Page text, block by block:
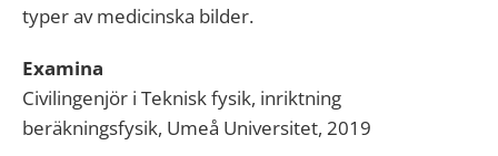
typer av medicinska bilder.
Examina
Civilingenjör i Teknisk fysik, inriktning
beräkningsfysik, Umeå Universitet, 2019